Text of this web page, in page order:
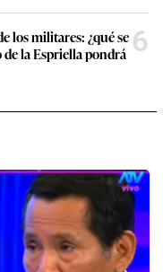
los militares: ¿qué se
de la Espriella pondrá 6